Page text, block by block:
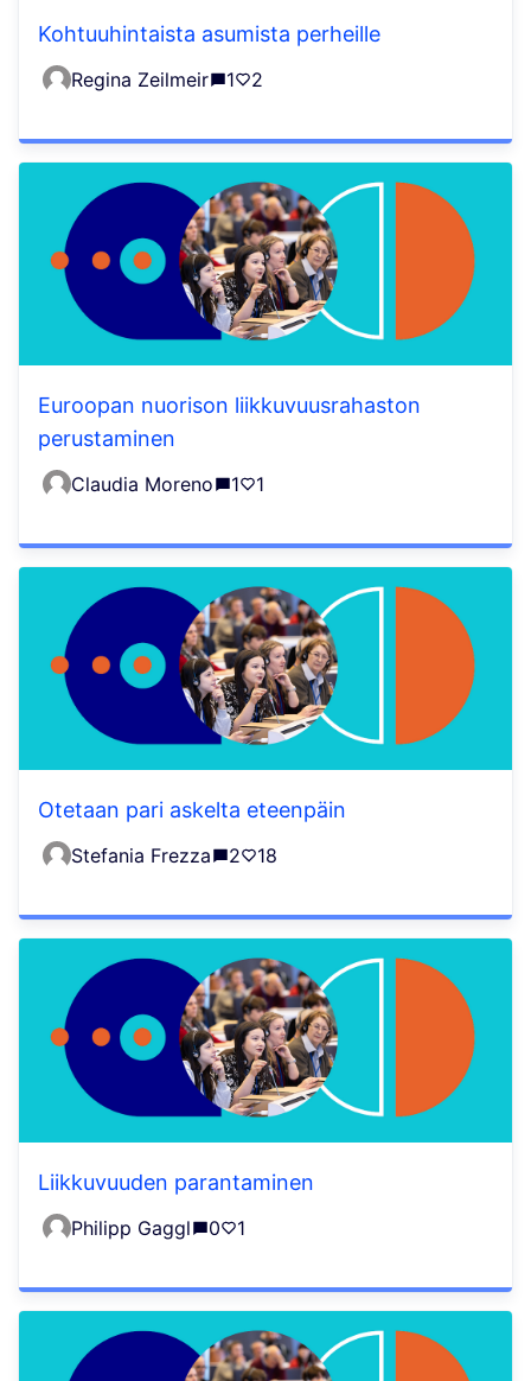
Kohtuuhintaista asumista perheille
Regina Zeilmeir 1 2
Euroopan nuorison liikkuvuusrahaston
perustaminen
Claudia Moreno 1 1
Otetaan pari askelta eteenpäin
Stefania Frezza 2 18
Liikkuvuuden parantaminen
Philipp Gaggl 0 1